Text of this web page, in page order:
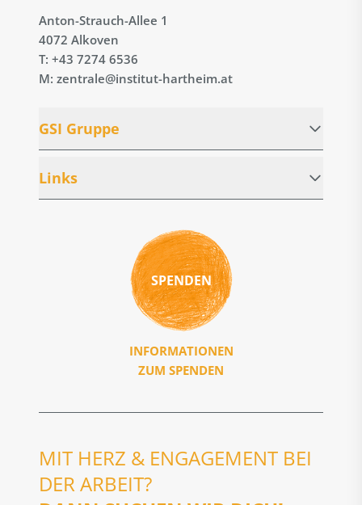
Anton-Strauch-Allee 1
4072 Alkoven
T: +43 7274 6536
M: zentrale@institut-hartheim.at
GSI Gruppe
Links
SPENDEN
INFORMATIONEN
ZUM SPENDEN
MIT HERZ & ENGAGEMENT BEI
DER ARBEIT?